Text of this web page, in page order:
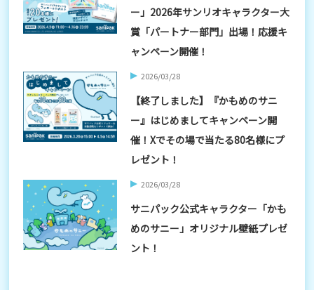
ー」2026年サンリオキャラクター大
賞「パートナー部門」出場！応援キ
ャンペーン開催！
2026/03/28
【終了しました】『かもめのサニ
ー』はじめましてキャンペーン開
催！Xでその場で当たる80名様にプ
レゼント！
2026/03/28
サニパック公式キャラクター「かも
めのサニー」オリジナル壁紙プレゼ
ント！